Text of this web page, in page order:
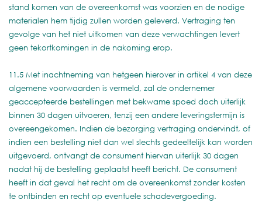
stand komen van de overeenkomst was voorzien en de nodige
materialen hem tijdig zullen worden geleverd. Vertraging ten
gevolge van het niet uitkomen van deze verwachtingen levert
geen tekortkomingen in de nakoming erop.
11.5 Met inachtneming van hetgeen hierover in artikel 4 van deze
algemene voorwaarden is vermeld, zal de ondernemer
geaccepteerde bestellingen met bekwame spoed doch uiterlijk
binnen 30 dagen uitvoeren, tenzij een andere leveringstermijn is
overeengekomen. Indien de bezorging vertraging ondervindt, of
indien een bestelling niet dan wel slechts gedeeltelijk kan worden
uitgevoerd, ontvangt de consument hiervan uiterlijk 30 dagen
nadat hij de bestelling geplaatst heeft bericht. De consument
heeft in dat geval het recht om de overeenkomst zonder kosten
te ontbinden en recht op eventuele schadevergoeding.